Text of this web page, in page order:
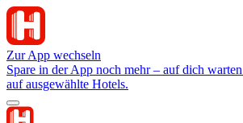
Zur App wechseln
Spare in der App noch mehr – auf dich
auf ausgewählte Hotels.